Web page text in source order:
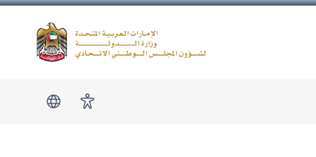
show امكانية الوصول